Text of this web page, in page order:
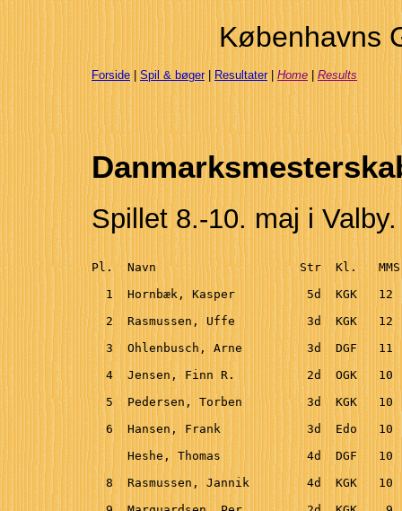
Københavns
Forside| Spil & bøger| Resultater| Home| Results
Spillet 8.-10. maj i
Pl.  Navn                    Str  Kl.
1  Hornbæk, Kasper          5d  KGK
2  Rasmussen, Uffe          3d  KGK
3  Ohlenbusch, Arne         3d  DGF
4  Jensen, Finn R.          2d  OGK
5  Pedersen, Torben         3d  KGK
6  Hansen, Frank            3d  Edo
Heshe, Thomas            4d  DGF
8  Rasmussen, Jannik        4d  KGK